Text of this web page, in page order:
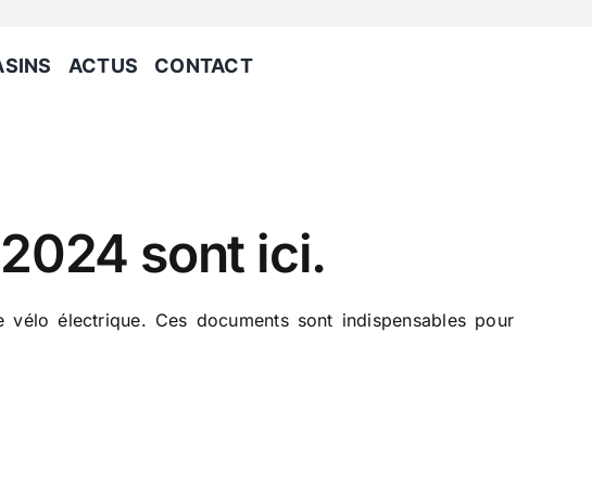
ACTUS CONTACT
sont ici.
électrique. Ces documents sont indispensables pour